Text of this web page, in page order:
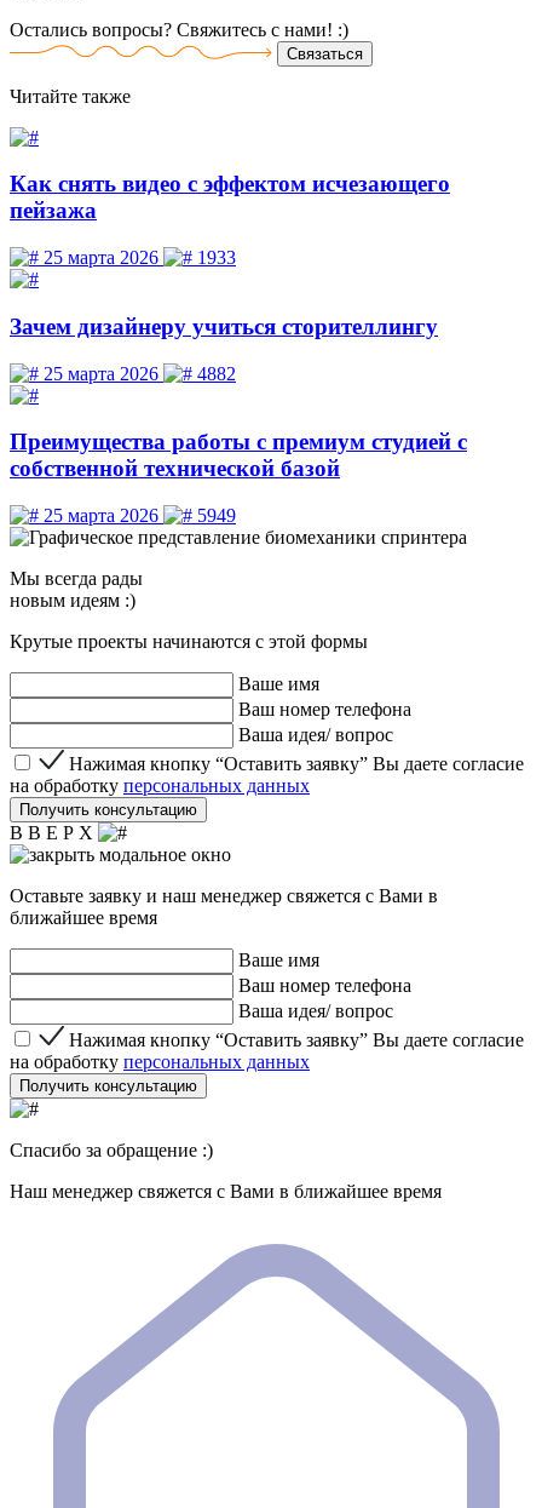
Остались вопросы? Свяжитесь с нами! :)
Связаться
Читайте также
Как снять видео с эффектом исчезающего
пейзажа
25 марта 2026 1933
Зачем дизайнеру учиться сторителлингу
25 марта 2026 4882
Преимущества работы с премиум студией с
собственной технической базой
25 марта 2026 5949
Мы всегда рады
новым идеям :)
Крутые проекты начинаются с этой формы
Ваше имя
Ваш номер телефона
Ваша идея/ вопрос
Нажимая кнопку “Оставить заявку” Вы даете согласие
Нажимая кнопку “Оставить заявку” Вы даете согласие
на обработку персональных данных
Получить консультацию
В В Е Р Х
Оставьте заявку и наш менеджер свяжется с Вами в
ближайшее время
Ваше имя
Ваш номер телефона
Ваша идея/ вопрос
Нажимая кнопку “Оставить заявку” Вы даете согласие
Нажимая кнопку “Оставить заявку” Вы даете согласие
на обработку персональных данных
Получить консультацию
Спасибо за обращение :)
Наш менеджер свяжется с Вами в ближайшее время